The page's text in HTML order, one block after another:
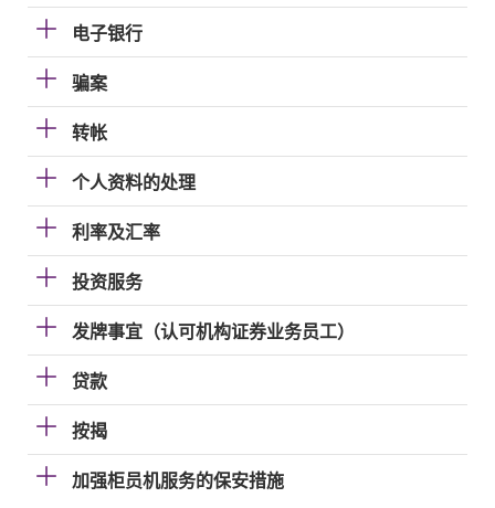
电子银行
骗案
转帐
个人资料的处理
利率及汇率
投资服务
发牌事宜（认可机构证券业务员工）
贷款
按揭
加强柜员机服务的保安措施